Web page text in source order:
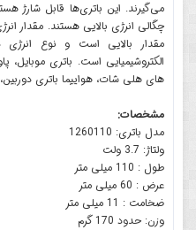
می‌گیرند. این باتری‌ها قابل شارژ
چگالی انرژی بالایی هستند. مقدار
مقدار بالایی است و نوع
الکتروشیمیایی است. باتری موبایل،
های هلی شات، هواییما باتری دوربین، mp3، تلفن بی سیم تجهیزات پزشکی
مشخصات:
مدل باتری: 1260110
ولتاژ: 3.7 ولت
طول : 110 میلی متر
عرض : 60 میلی متر
ضخامت : 11 میلی متر
وزن: حدود 170 گرم